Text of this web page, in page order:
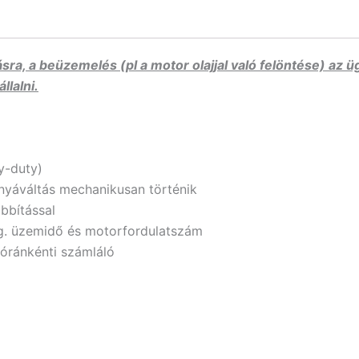
a beüzemelés (pl a motor olajjal való felöntése) az
duty)
mechanikusan történik
üzemidő és motorfordulatszám
számláló